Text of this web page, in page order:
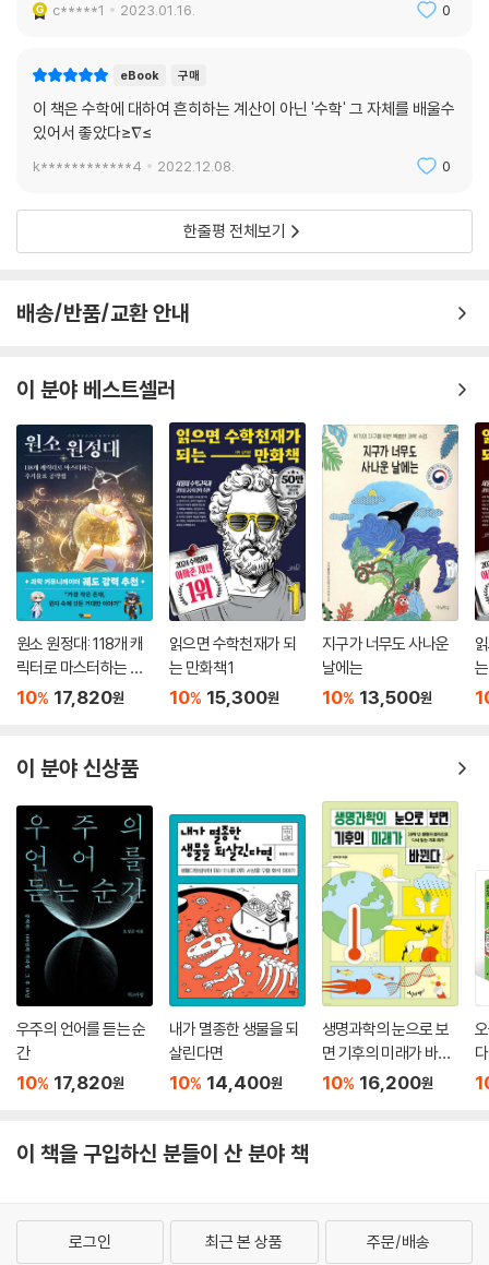
c*****1 2023.01.16. 0
eBook 구매
이 책은 수학에 대하여 흔히하는 계산이 아닌 '수학' 그 자체를 배울수
있어서 좋았다≥∇≤
k************4 2022.12.08. 0
한줄평 전체보기
배송/반품/교환 안내
이 분야 베스트셀러
원소 원정대: 118개 캐
릭터로 마스터하는 주
기율표 공략집
10% 17,820원
읽으면 수학천재가 되
는 만화책 1
10% 15,300원
지구가 너무도 사나운
날에는
10% 13,500원
이 분야 신상품
우주의 언어를 듣는 순
간
10% 17,820원
내가 멸종한 생물을 되
살린다면
10% 14,400원
생명과학의 눈으로 보
면 기후의 미래가 바뀐
다
10% 16,200원
이 책을 구입하신 분들이 산 분야 책
로그인 최근 본 상품 주문/배송